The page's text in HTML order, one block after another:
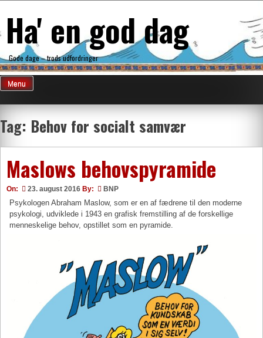
content
Ha' en god dag
Gode dage – trods udfordringer
Menu
Tag: Behov for socialt samvær
Maslows behovspyramide
On: 23. august 2016 By: BNP
Psykologen Abraham Maslow, som er en af fædrene til den moderne
psykologi, udviklede i 1943 en grafisk fremstilling af de forskellige
menneskelige behov, opstillet som en pyramide.